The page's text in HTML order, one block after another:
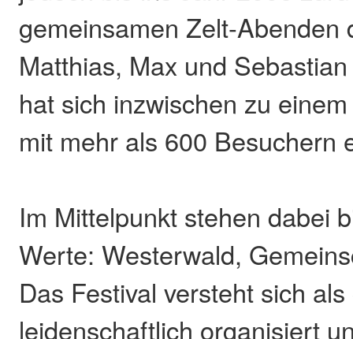
gemeinsamen Zelt-Abenden
Matthias, Max und
hat sich inzwischen zu
mit mehr als 600 Besuchern
Im Mittelpunkt stehen dabei
Werte: Westerwald,
Das Festival versteht sich
leidenschaftlich organisiert